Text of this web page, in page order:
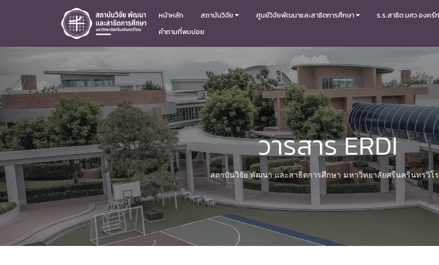
หน้าหลัก สถาบันวิจัย ศูนย์วิจัยพัฒนาและสาธิตการศึกษา ร.ร.สาธิต มศว องครั
คำถามที่พบบ่อย
วารสาร ERDI
สถาบันวิจัย พัฒนา และสาธิตการศึกษา มหาวิทยาลัยศรีนครินทรวิโ